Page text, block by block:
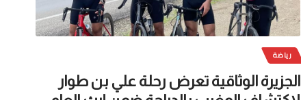
رياضة
الجزيرة الوثاقية تعرض رحلة علي بن طوار